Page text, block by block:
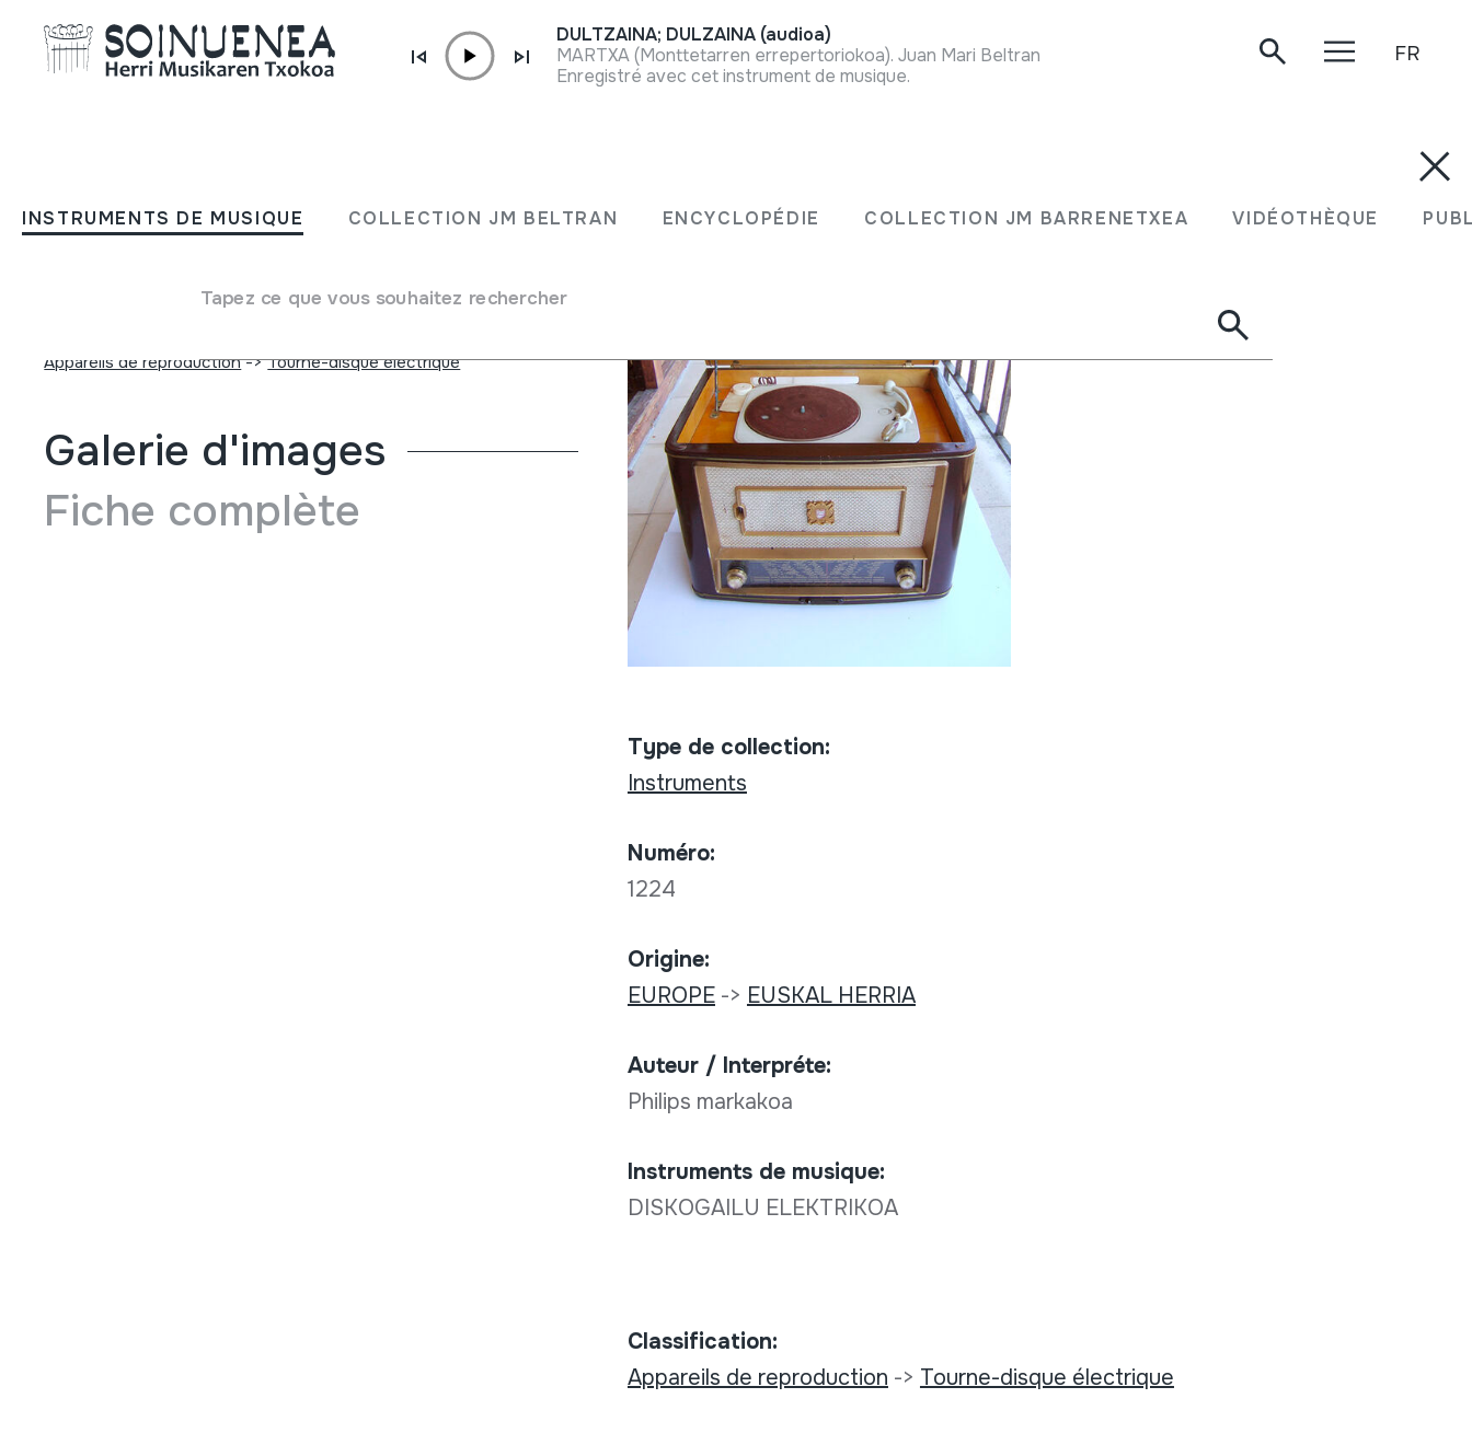
INSTRUMENTS DE MUSIQUE COLLECTION JM BELTRAN ENCYCLOPÉDIE COLLECTION JM BARRENETXEA VIDÉOTHÈQUE
Tapez ce que vous souhaitez rechercher
DULTZAINA; DULZAINA (audioa)
MARTXA (Monttetarren errepertoriokoa). Juan Mari Beltran ArgiÃ±ena. Oiartzun, 2020-03-24.
Enregistré avec cet instrument de musique.
FR
DISKO-JOGAILU ELEKTRIKOA;
Philips markakoa
Appareils de reproduction->Tourne-disque électrique
Galerie d'images
Fiche complète
Type de collection:
Instruments
Numéro:
1224
Origine:
EUROPE-> EUSKAL HERRIA
Auteur / Interpréte:
Philips markakoa
Instruments de musique:
DISKOGAILU ELEKTRIKOA
Classification:
Appareils de reproduction -> Tourne-disque électrique